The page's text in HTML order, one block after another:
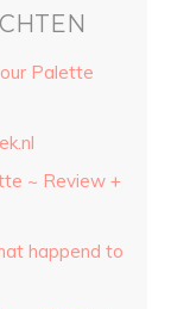
Palette
~ Review +
happend to